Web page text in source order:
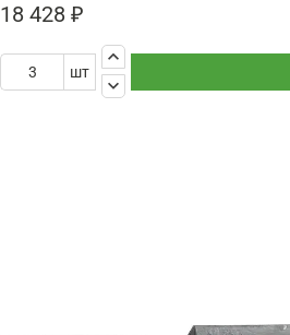
18 428 ₽
шт
keyboard_arrow_up
keyboard_arrow_down